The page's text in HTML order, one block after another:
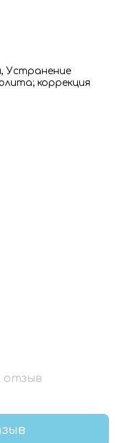
Устранение
коррекция
отзыв